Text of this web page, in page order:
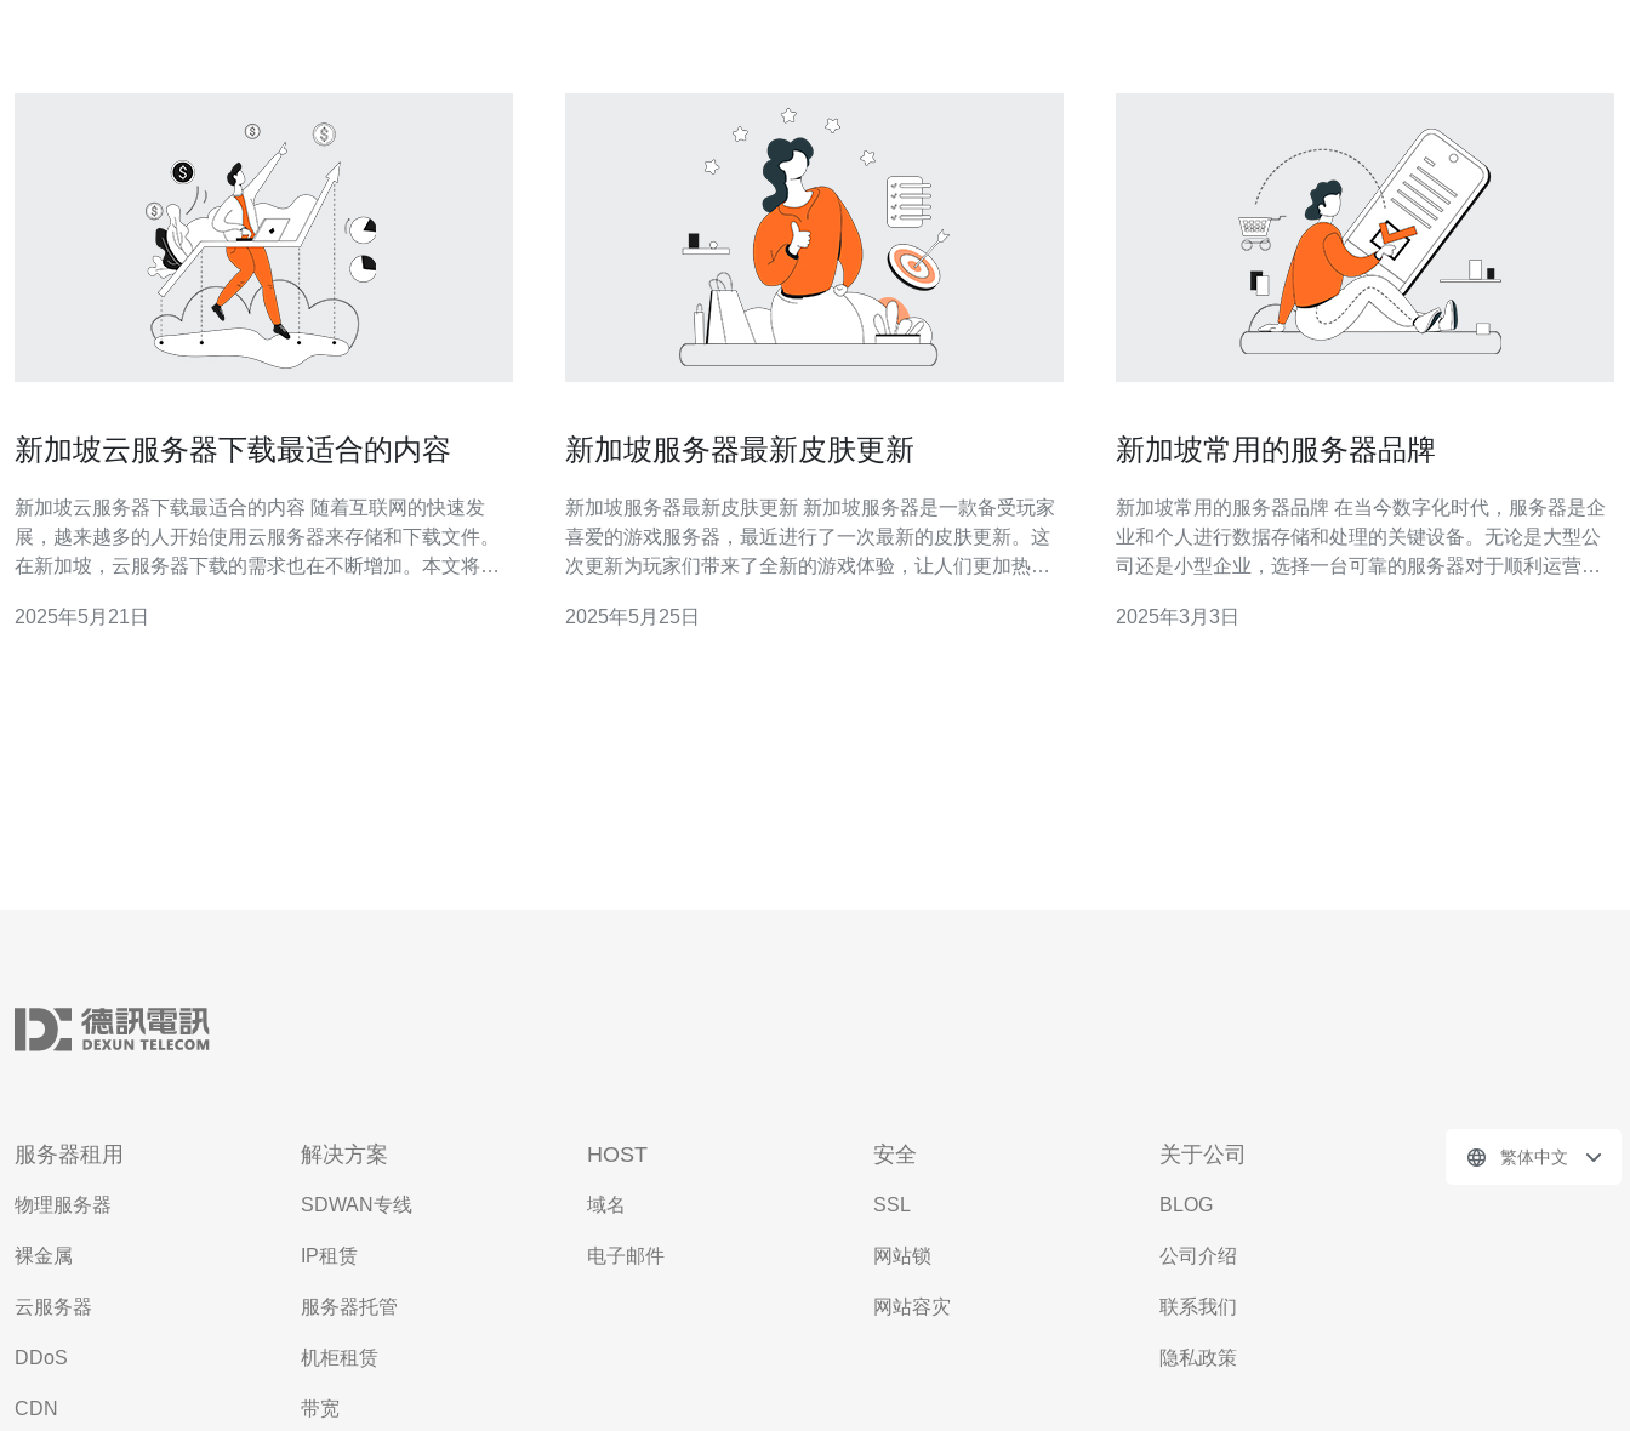
新加坡云服务器下载最适合的内容
新加坡云服务器下载最适合的内容 随着互联网的快速发
展，越来越多的人开始使用云服务器来存储和下载文件。
在新加坡，云服务器下载的需求也在不断增加。本文将为
先，您需要选择一个适合您需求的云服务器。新加坡有多
2025年5月21日
新加坡服务器最新皮肤更新
新加坡服务器最新皮肤更新 新加坡服务器是一款备受玩家
喜爱的游戏服务器，最近进行了一次最新的皮肤更新。这
次更新为玩家们带来了全新的游戏体验，让人们更加热衷
了大量新的皮肤，包括各种风格和主题。玩家可以选择自
2025年5月25日
新加坡常用的服务器品牌
新加坡常用的服务器品牌 在当今数字化时代，服务器是企
业和个人进行数据存储和处理的关键设备。无论是大型公
司还是小型企业，选择一台可靠的服务器对于顺利运营业
多国际企业和数据中心，因此服务器的需求也非常高。以
2025年3月3日
服务器租用
物理服务器
裸金属
云服务器
DDoS
CDN
解决方案
SDWAN专线
IP租赁
服务器托管
机柜租赁
带宽
HOST
域名
电子邮件
安全
SSL
网站锁
网站容灾
关于公司
BLOG
公司介绍
联系我们
隐私政策
繁体中文